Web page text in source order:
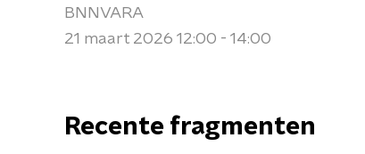
BNNVARA
21 maart 2026 12:00 - 14:00
Recente fragmenten